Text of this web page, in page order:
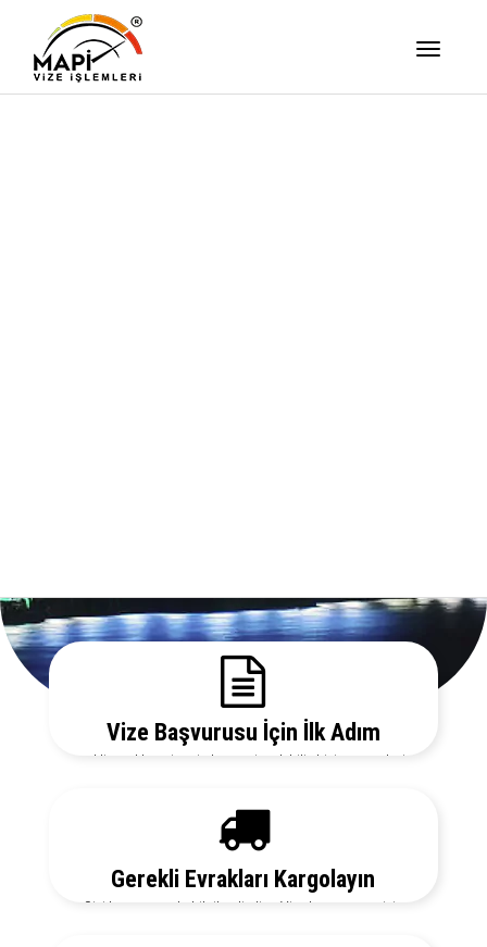
Vize Başvurusu İçin İlk Adım
Gerekli evrakları sitemizden temin edebilir, bizi arayarak vize
Gerekli Evrakları Kargolayın
Sizi her aşamada bilgilendirelim. Vize başvurunuz için